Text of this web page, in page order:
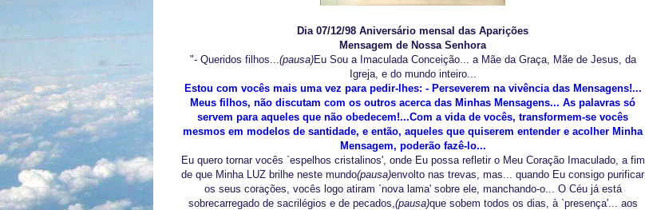
Dia 07/12/98 Aniversário mensal das Aparições
Mensagem de Nossa Senhora
"- Queridos filhos...(pausa)Eu Sou a Imaculada Conceição... a Mãe da Graça, Mãe de Jesus, da
Igreja, e do mundo inteiro...
Estou com vocês mais uma vez para pedir-lhes: - Perseverem na vivência das Mensagens!...
Meus filhos, não discutam com os outros acerca das Minhas Mensagens... As palavras só
servem para aqueles que não obedecem!...Com a vida de vocês, transformem-se vocês
mesmos em modelos de santidade, e então, aqueles que quiserem entender e acolher Minha
Mensagem, poderão fazê-lo...
Eu quero tornar vocês `espelhos cristalinos', onde Eu possa refletir o Meu Coração Imaculado, a fim
de que Minha LUZ brilhe neste mundo(pausa)envolto nas trevas, mas... quando Eu consigo purificar
os seus corações, vocês logo atiram `nova lama' sobre ele, manchando-o... O Céu já está
sobrecarregado de sacrilégios e de pecados,(pausa)que sobem todos os dias, à `presença'... aos